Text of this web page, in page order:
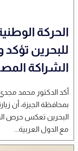
الحركة
للبحرين
الشراكة
أكد الدكتور محمد
بمحافظة الجيزة، أن
البحرين تعكس حرص
مع الدول العربية...